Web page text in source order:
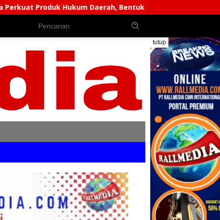
Daerah, Bentuk AKD Pembahas Ranperda Dan Ranperbup
tutup